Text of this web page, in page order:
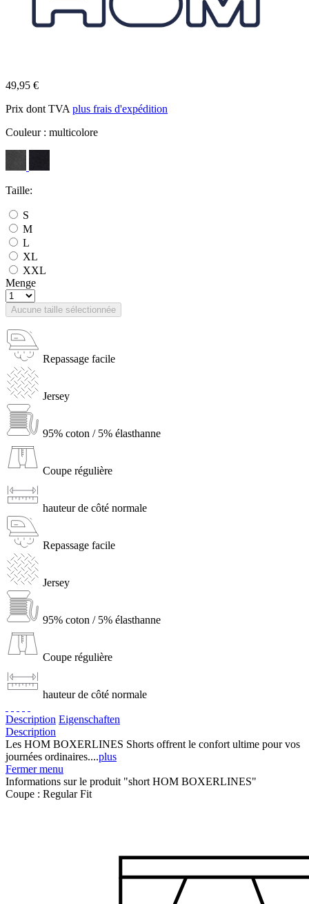
49,95 €
Prix dont TVA plus frais d'expédition
Couleur : multicolore
Taille:
S
M
L
XL
XXL
Menge
Aucune taille sélectionnée
Repassage facile
Jersey
95% coton / 5% élasthanne
Coupe régulière
hauteur de côté normale
Repassage facile
Jersey
95% coton / 5% élasthanne
Coupe régulière
hauteur de côté normale
Description Eigenschaften
Description
Les HOM BOXERLINES Shorts offrent le confort ultime pour vos
journées ordinaires....plus
Fermer menu
Informations sur le produit "short HOM BOXERLINES"
Coupe : Regular Fit